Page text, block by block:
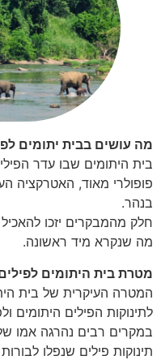
מה עושים בבית יתומים
בית היתומים שבו עדר
פופולרי מאוד, האטרקציה
בנהר.
חלק מהמבקרים יזכו
מה שנקרא מיד ראשונה.
מטרת בית היתומים
המטרה העיקרית של בית
לתינוקות הפילים היתומים
במקרים רבים נהרגה אמו
תינוקות פילים שנפלו